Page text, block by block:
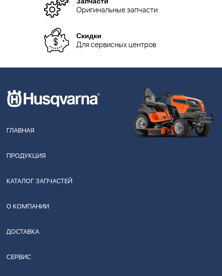
Оригинальные запчасти
Скидки
Для сервисных центров
ГЛАВНАЯ
ПРОДУКЦИЯ
КАТАЛОГ ЗАПЧАСТЕЙ
О КОМПАНИИ
ДОСТАВКА
СЕРВИС